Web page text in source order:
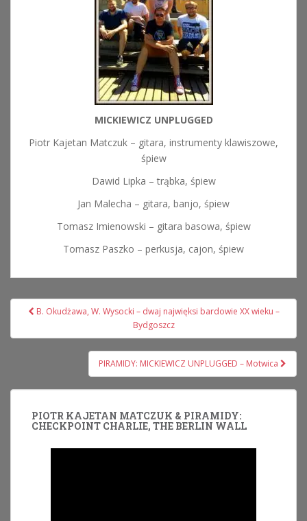
MICKIEWICZ UNPLUGGED
Piotr Kajetan Matczuk – gitara, instrumenty klawiszowe,
śpiew
Dawid Lipka – trąbka, śpiew
Jan Malecha – gitara, banjo, śpiew
Tomasz Imienowski – gitara basowa, śpiew
Tomasz Paszko – perkusja, cajon, śpiew
Nawigacja
B. Okudżawa, W. Wysocki – dwaj najwięksi bardowie XX wieku –
Bydgoszcz
PIRAMIDY: MICKIEWICZ UNPLUGGED – Motwica
PIOTR KAJETAN MATCZUK & PIRAMIDY:
CHECKPOINT CHARLIE, THE BERLIN WALL